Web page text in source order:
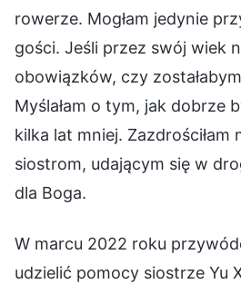
rowerze. Mogłam jedynie
gości. Jeśli przez swój wiek
obowiązków, czy
Myślałam o tym, jak dobrze
kilka lat mniej. Zazdrościłam
siostrom, udającym się w
dla Boga.
W marcu 2022 roku
udzielić pomocy siostrze Yu